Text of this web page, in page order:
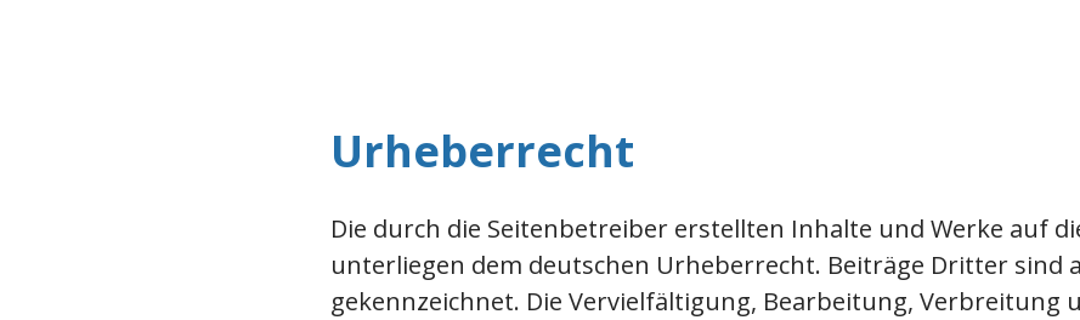
Urheberrecht
Die durch die Seitenbetreiber erstellten Inhalte und Werke auf
unterliegen dem deutschen Urheberrecht. Beiträge Dritter sind
gekennzeichnet. Die Vervielfältigung, Bearbeitung, Verbreitung